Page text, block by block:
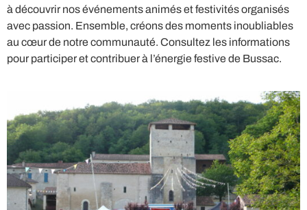
à découvrir nos événements animés et festivités organisés
avec passion. Ensemble, créons des moments inoubliables
au cœur de notre communauté. Consultez les informations
pour participer et contribuer à l’énergie festive de Bussac.